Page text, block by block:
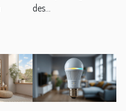
des...